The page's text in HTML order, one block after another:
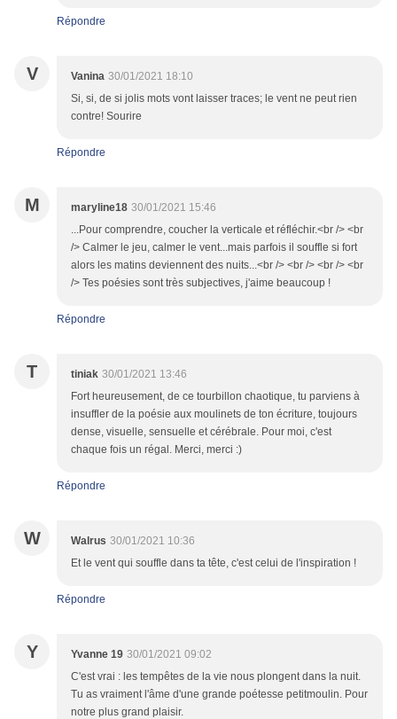
Répondre
V Vanina 30/01/2021 18:10
Si, si, de si jolis mots vont laisser traces; le vent ne peut rien
contre! Sourire
Répondre
M maryline18 30/01/2021 15:46
...Pour comprendre, coucher la verticale et réfléchir.<br /> <br
/> Calmer le jeu, calmer le vent...mais parfois il souffle si fort
alors les matins deviennent des nuits...<br /> <br /> <br /> <br
/> Tes poésies sont très subjectives, j'aime beaucoup !
Répondre
T tiniak 30/01/2021 13:46
Fort heureusement, de ce tourbillon chaotique, tu parviens à
insuffler de la poésie aux moulinets de ton écriture, toujours
dense, visuelle, sensuelle et cérébrale. Pour moi, c'est
chaque fois un régal. Merci, merci :)
Répondre
W Walrus 30/01/2021 10:36
Et le vent qui souffle dans ta tête, c'est celui de l'inspiration !
Répondre
Y Yvanne 19 30/01/2021 09:02
C'est vrai : les tempêtes de la vie nous plongent dans la nuit.
Tu as vraiment l'âme d'une grande poétesse petitmoulin. Pour
notre plus grand plaisir.